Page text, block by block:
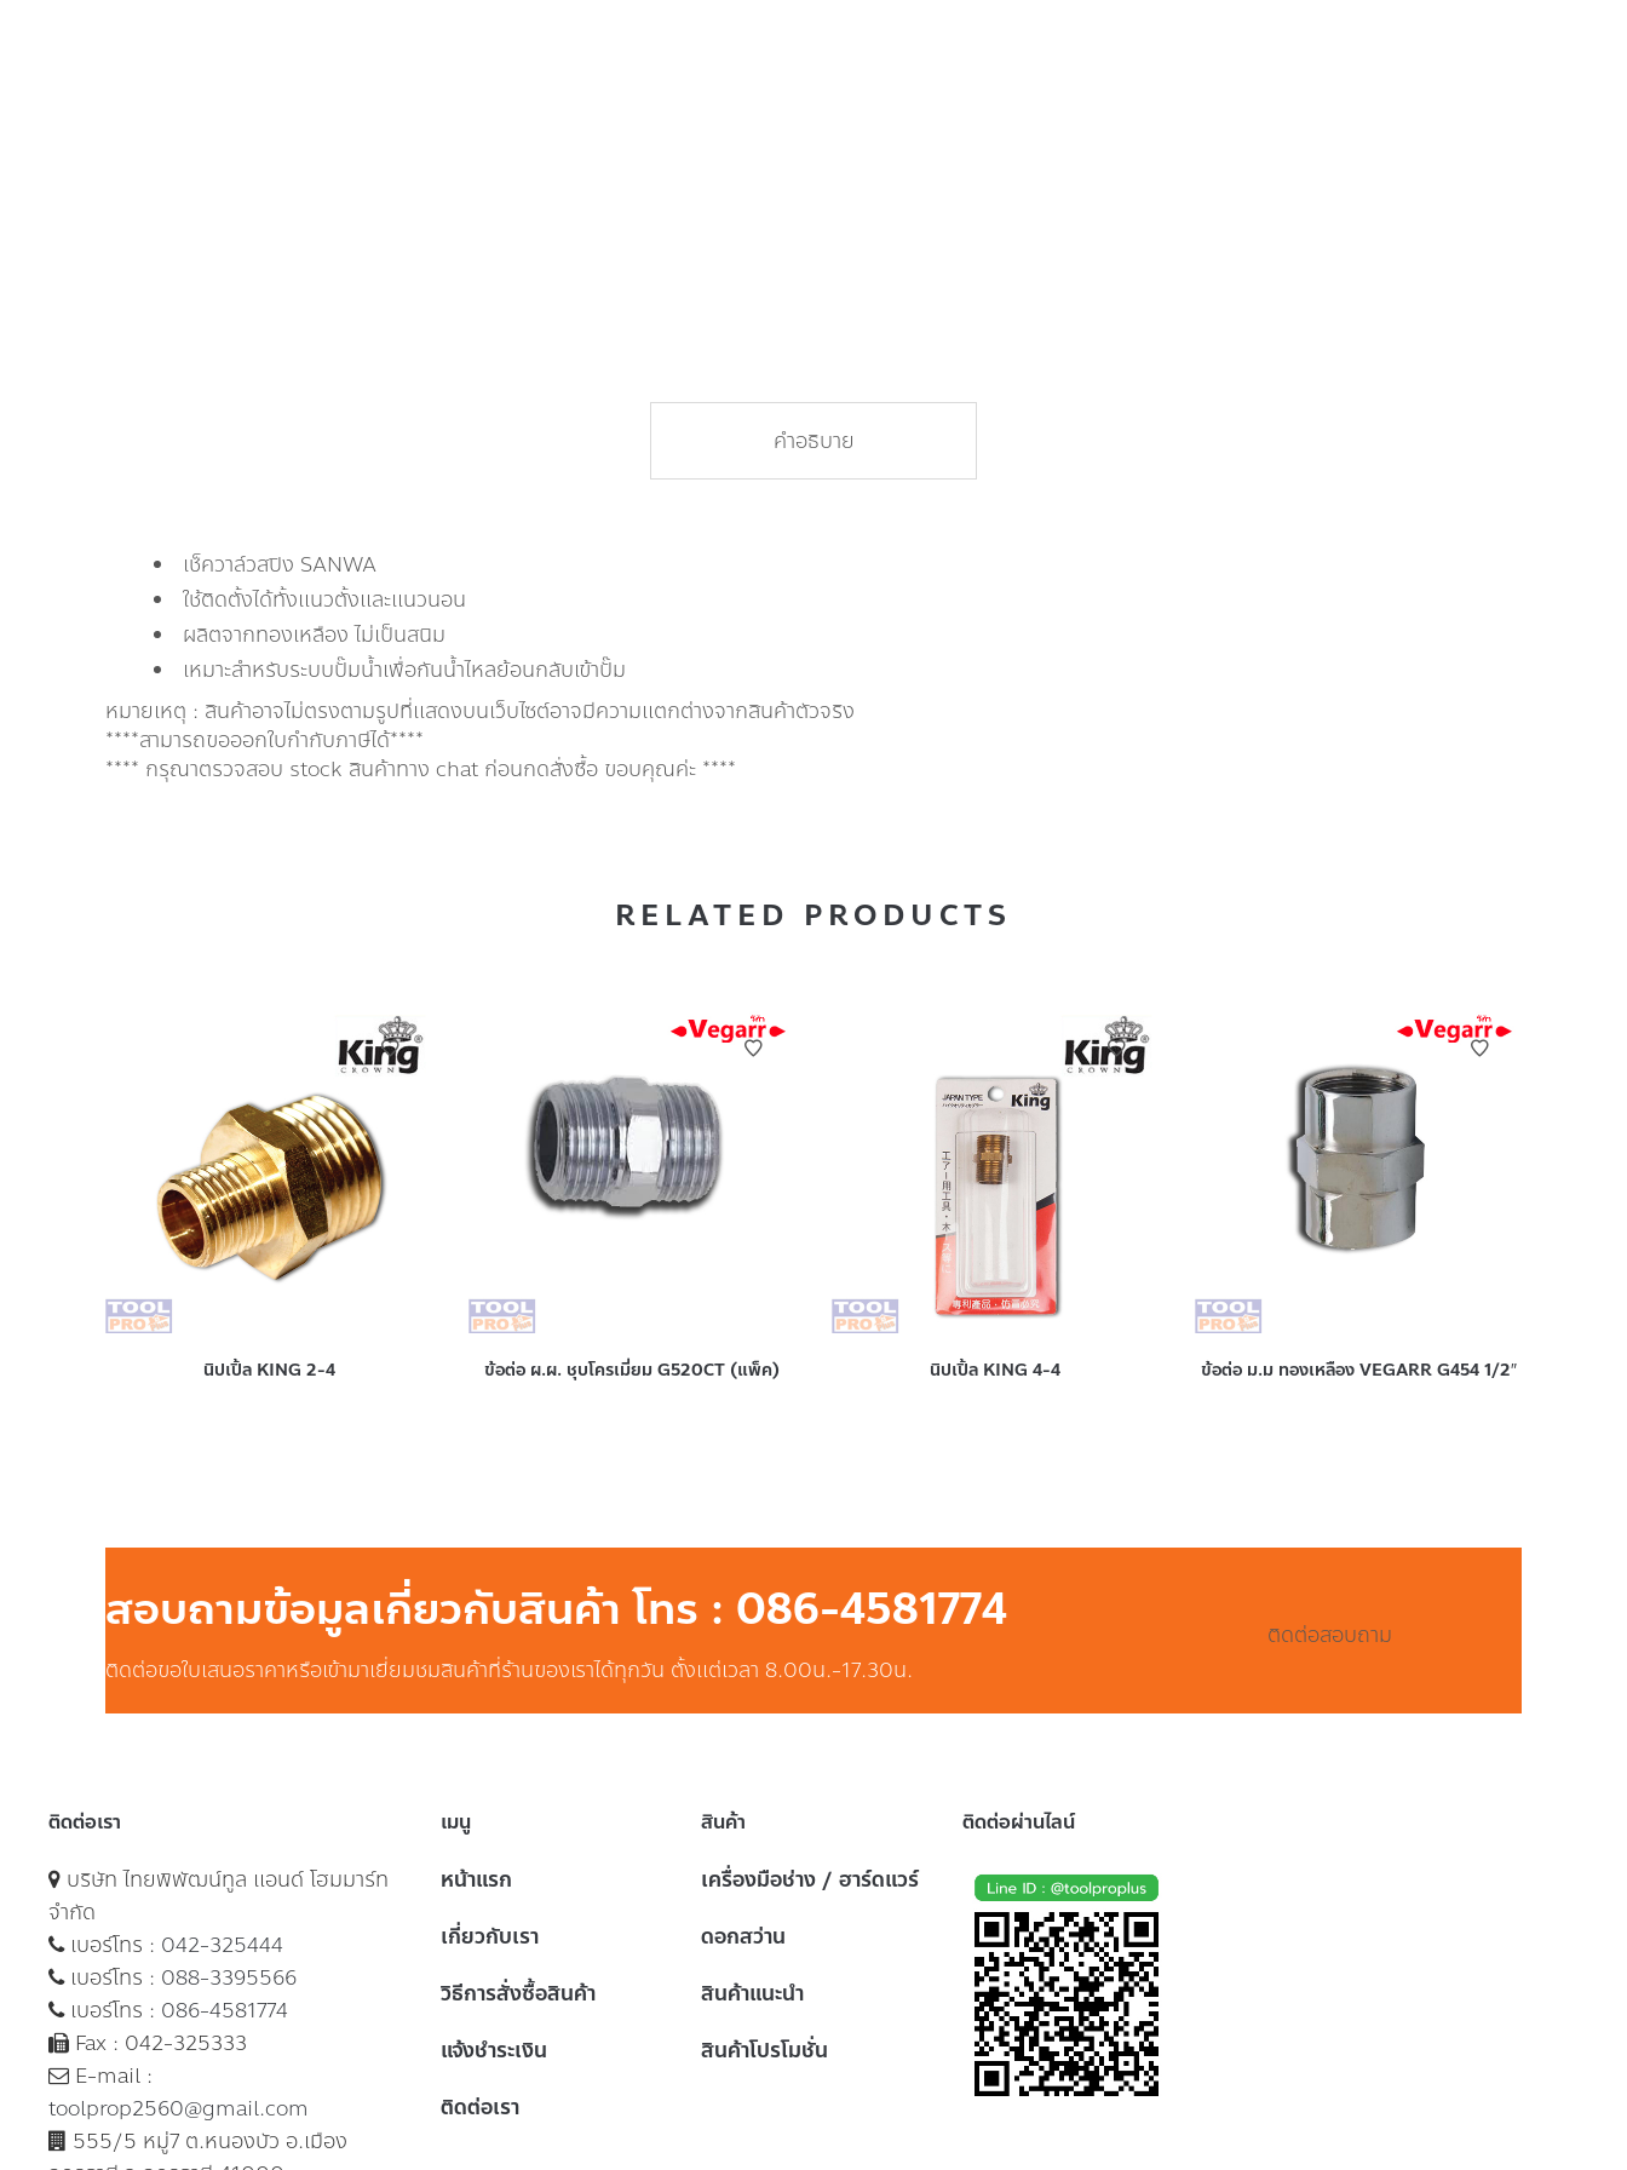
คำอธิบาย
เช็ควาล์วสปิง SANWA
ใช้ติดตั้งได้ทั้งแนวตั้งและแนวนอน
ผลิตจากทองเหลือง ไม่เป็นสนิม
เหมาะสำหรับระบบปั๊มน้ำเพื่อกันน้ำไหลย้อนกลับเข้าปั๊ม
หมายเหตุ : สินค้าอาจไม่ตรงตามรูปที่แสดงบนเว็บไซต์อาจมีความแตกต่างจากสินค้าตัวจริง
****สามารถขอออกใบกำกับภาษีได้****
**** กรุณาตรวจสอบ stock สินค้าทาง chat ก่อนกดสั่งซื้อ ขอบคุณค่ะ ****
RELATED PRODUCTS
นิปเปิ้ล KING 2-4 ข้อต่อ ผ.ผ. ชุบโครเมี่ยม G520CT (แพ็ค) นิปเปิ้ล KING 4-4 ข้อต่อ ม.ม ทองเหลือง VEGARR G454 1/2″
สอบถามข้อมูลเกี่ยวกับสินค้า โทร : 086-4581774
ติดต่อขอใบเสนอราคาหรือเข้ามาเยี่ยมชมสินค้าที่ร้านของเราได้ทุกวัน ตั้งแต่เวลา 8.00น.-17.30น.
ติดต่อสอบถาม
ติดต่อเรา
บริษัท ไทยพิพัฒน์ทูล แอนด์ โฮมมาร์ท
จำกัด
เบอร์โทร : 042-325444
เบอร์โทร : 088-3395566
เบอร์โทร : 086-4581774
Fax : 042-325333
E-mail :
toolprop2560@gmail.com
555/5 หมู่7 ต.หนองบัว อ.เมือง
เมนู
หน้าแรก
เกี่ยวกับเรา
วิธีการสั่งซื้อสินค้า
แจ้งชำระเงิน
ติดต่อเรา
สินค้า
เครื่องมือช่าง / ฮาร์ดแวร์
ดอกสว่าน
สินค้าแนะนำ
สินค้าโปรโมชั่น
ติดต่อผ่านไลน์